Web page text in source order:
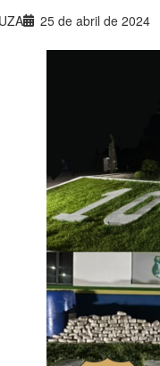
25 de abril de 2024